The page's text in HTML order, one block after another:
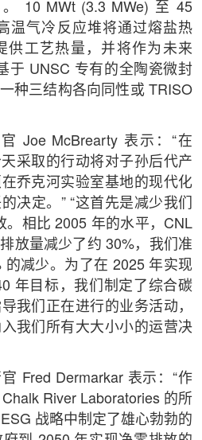
10 MWt (3.3 MWe) 至 45
温气冷反应堆将通过熔盐热
供工艺热量，并将作为未来
于 UNSC 专有的全陶瓷微封
种三结构各向同性或 TRISO
Joe McBrearty 表示：“在
采取的行动将对子孙后代产
乔克河实验室基地的现代化
决定。” “这首先是减少我们
。相比 2005 年的水平，CNL
放量减少了约 30%，我们准
减少。为了在 2025 年实现
年目标，我们制定了综合碳
我们正在进行的业务活动，
我们所有大大小小的运营决
Fred Dermarkar 表示：“作
River Laboratories 的所
战略中制定了雄心勃勃的